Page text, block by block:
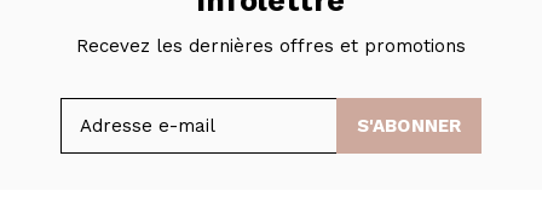
Recevez les dernières offres et promotions
S'ABONNER